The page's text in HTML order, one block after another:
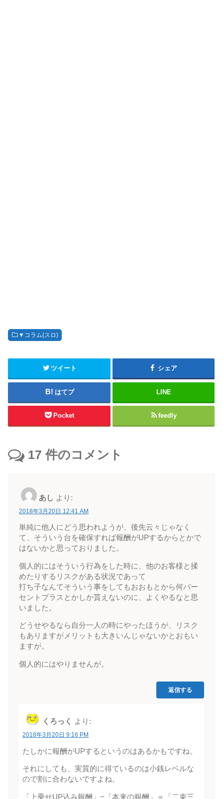
▼コラム(スロ)
ツイート シェア
はてブ LINE
Pocket feedly
17 件のコメント
あし より:
2018年3月20日 12:41 AM
単純に他人にどう思われようが、後先云々じゃなく
て、そういう台を確保すれば報酬がUPするからとかで
はないかと思っておりました。
個人的にはそういう行為をした時に、他のお客様と揉
めたりするリスクがある状況であって
打ち子なんてそういう事をしてもおおもとから何パー
セントプラスとかしか貰えないのに、よくやるなと思
いました。
どうせやるなら自分一人の時にやったほうが、リスク
もありますがメリットも大きいんじゃないかとおもい
ますが。
個人的にはやりませんが。
返信する
くろっく より:
2018年3月20日 9:16 PM
たしかに報酬がUPするというのはあるかもですね。
それにしても、実質的に得ているのは小銭レベルな
ので割に合わないですよね。
「上乗せUP込み報酬」−「本来の報酬」＝「二束三